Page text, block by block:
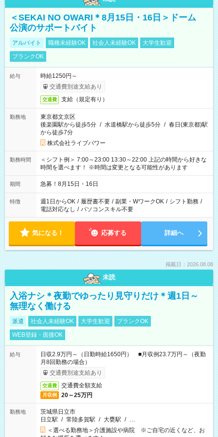
＜SEKAI NO OWARI＊8月15日・16日＞ドーム
公演のサポートバイト
アルバイト 職種未経験OK 社会人未経験OK
大学生歓迎
ブランクOK
給与
時給1250円～
交通費別途支給あり
交通費 支給（規定有り）
勤務地
東京都文京区
後楽園駅から徒歩5分 / 水道橋駅から徒歩5分 / 春日(東京都)駅
から徒歩7分
株式会社ライブパワー
勤務時間
＜シフト例＞ 7:00～23:00 13:30～22:00 上記の時間から好きな
時間を選べます！ ※時間は変更となる可能性があります
期間 急募！8月15日・16日
特徴 週1日からOK / 履歴書不要 / 副業・WワークOK / シフト勤務 /
電話対応なし / パソコンスキル不要
気になる！ 応募する 詳細へ
掲載日：2026.08.08
未読
入浴ナシ＊夜勤でゆったり見守りだけ＊週1日～
無理なく働ける
派遣 社会人未経験OK 大学生歓迎
ブランクOK
WEB登録・面接OK
給与
日収2.9万円～（日勤時給1650円） ■月収例23.7万円～（夜勤
月8回勤務の場合）
交通費別途支給あり
交通費 交通費全額支給
月収例 20～25万円
勤務地
茨城県日立市
日立駅 / 常陸多賀駅 / 大甕駅 / …
＜選べる勤務地＞介護施設や病院 ※ご自宅の近くなど、お